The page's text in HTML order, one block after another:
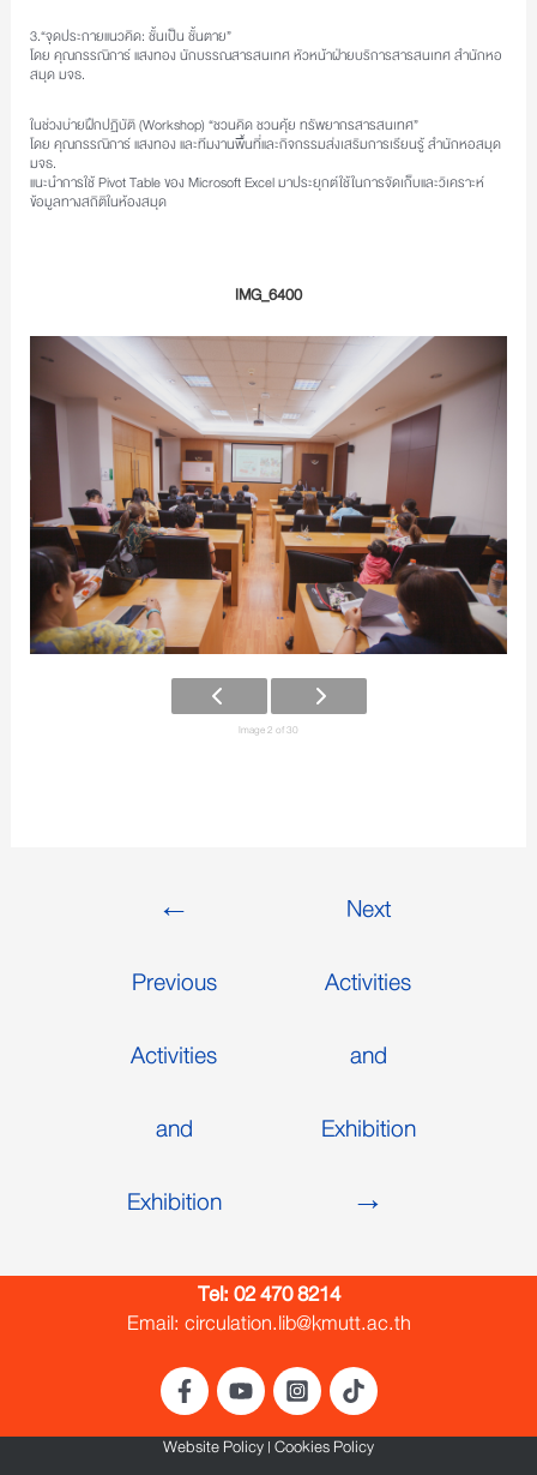
3.“จุดประกายแนวคิด: ชั้นเป็น ชั้นตาย”
โดย คุณกรรณิการ์ แสงทอง นักบรรณสารสนเทศ หัวหน้าฝ่ายบริการสารสนเทศ สำนักหอ
สมุด มจธ.
ในช่วงบ่ายฝึกปฏิบัติ (Workshop) “ชวนคิด ชวนคุ้ย ทรัพยากรสารสนเทศ”
โดย คุณกรรณิการ์ แสงทอง และทีมงานพื้นที่และกิจกรรมส่งเสริมการเรียนรู้ สำนักหอสมุด
มจธ.
แนะนำการใช้ Pivot Table ของ Microsoft Excel มาประยุกต์ใช้ในการจัดเก็บและวิเคราะห์
ข้อมูลทางสถิติในห้องสมุด
IMG_6400
Image 2 of 30
←
Previous
Activities
and
Exhibition
Next
Activities
and
Exhibition
→
Tel: 02 470 8214
Email: circulation.lib@kmutt.ac.th
Website Policy Cookies Policy